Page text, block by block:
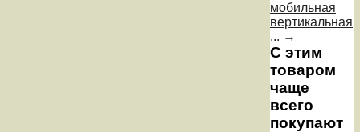
мобильная
вертикальная
... →
С этим
товаром
чаще
всего
покупают